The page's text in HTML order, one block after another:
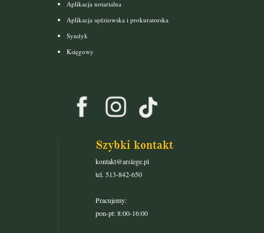
Aplikacja notarialna
Aplikacja sędziowska i prokuratorska
Syndyk
Księgowy
Szybki kontakt
kontakt@arslege.pl
tel. 513-842-650
Pracujemy:
pon-pt: 8:00-16:00